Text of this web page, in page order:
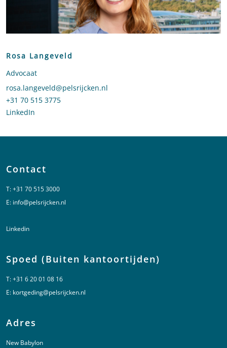
Rosa Langeveld
Advocaat
Stuur een e-mail naar Rosa Langeveld
rosa.langeveld@pelsrijcken.nl
Bel naar Rosa Langeveld
+31 70 515 3775
LinkedIn
Contact
T:+31 70 515 3000
E: info@pelsrijcken.nl
Linkedin
Spoed (Buiten kantoortijden)
T:+31 6 20 01 08 16
E: kortgeding@pelsrijcken.nl
Adres
New Babylon